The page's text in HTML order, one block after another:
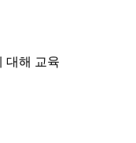
대해 교육